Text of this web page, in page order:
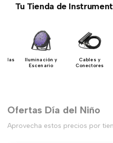
Tu Tienda de
Iluminación y
Escenario
Cables y
Conectores
Ofertas Día del Niño
Aprovecha estos precios por